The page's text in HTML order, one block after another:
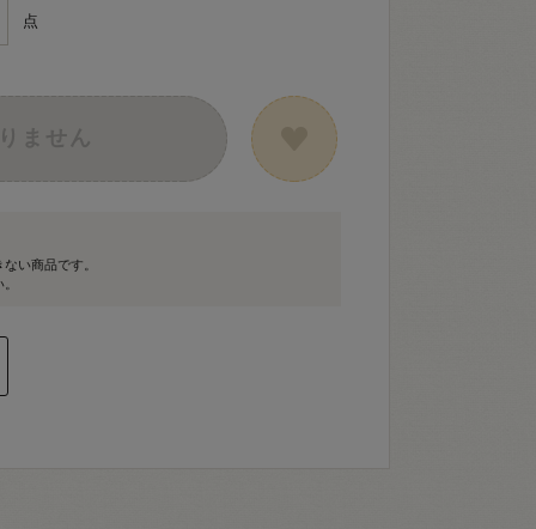
点
い商品です。